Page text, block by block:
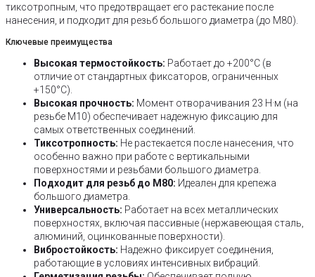
тиксотропным, что предотвращает его растекание после
нанесения, и подходит для резьб большого диаметра (до M80).
Ключевые преимущества
Высокая термостойкость: Работает до +200°C (в
отличие от стандартных фиксаторов, ограниченных
+150°C).
Высокая прочность: Момент отворачивания 23 Н·м (на
резьбе М10) обеспечивает надежную фиксацию для
самых ответственных соединений.
Тиксотропность: Не растекается после нанесения, что
особенно важно при работе с вертикальными
поверхностями и резьбами большого диаметра.
Подходит для резьб до М80: Идеален для крепежа
большого диаметра.
Универсальность: Работает на всех металлических
поверхностях, включая пассивные (нержавеющая сталь,
алюминий, оцинкованные поверхности).
Вибростойкость: Надежно фиксирует соединения,
работающие в условиях интенсивных вибраций.